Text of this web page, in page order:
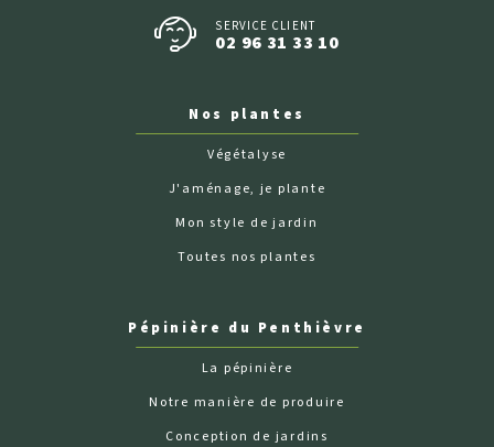
SERVICE CLIENT
02 96 31 33 10
Nos plantes
Végétalyse
J'aménage, je plante
Mon style de jardin
Toutes nos plantes
Pépinière du Penthièvre
La pépinière
Notre manière de produire
Conception de jardins